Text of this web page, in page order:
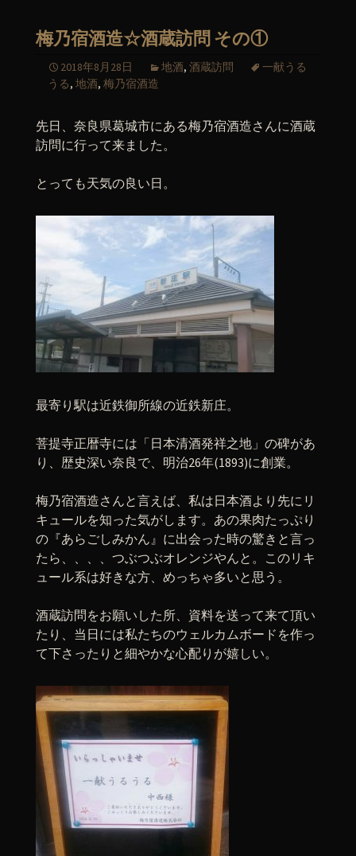
梅乃宿酒造☆酒蔵訪問 その①
2018年8月28日 地酒, 酒蔵訪問
一献うる
うる, 地酒, 梅乃宿酒造
先日、奈良県葛城市にある梅乃宿酒造さんに酒蔵
訪問に行って来ました。
とっても天気の良い日。
最寄り駅は近鉄御所線の近鉄新庄。
菩提寺正暦寺には「日本清酒発祥之地」の碑があ
り、歴史深い奈良で、明治26年(1893)に創業。
梅乃宿酒造さんと言えば、私は日本酒より先にリ
キュールを知った気がします。あの果肉たっぷり
の『あらごしみかん』に出会った時の驚きと言っ
たら、、、、つぶつぶオレンジやんと。このリキ
ュール系は好きな方、めっちゃ多いと思う。
酒蔵訪問をお願いした所、資料を送って来て頂い
たり、当日には私たちのウェルカムボードを作っ
て下さったりと細やかな心配りが嬉しい。